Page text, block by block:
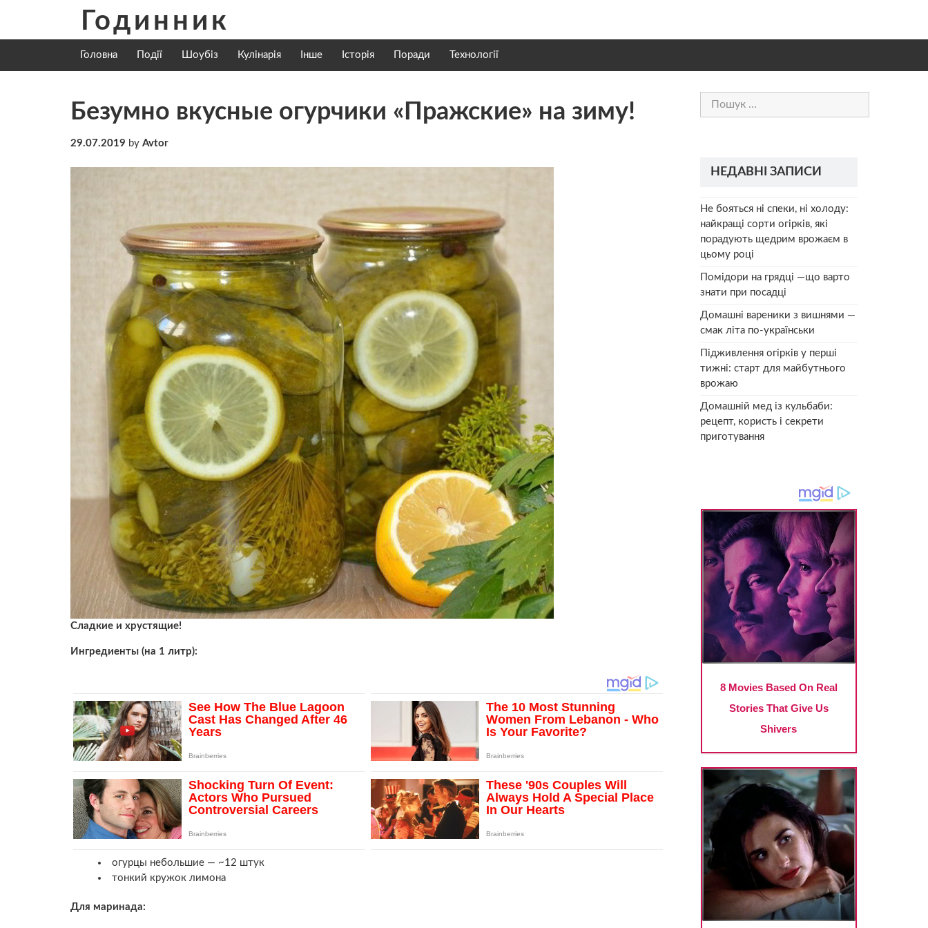
content
Годинник
Головна Події Шоубіз Кулінарія Інше Історія Поради Технології
Безумно вкусные огурчики «Пражские» на зиму!
29.07.2019 by Avtor
Сладкие и хрустящие!
Ингредиенты (на 1 литр):
огурцы небольшие — ~12 штук
тонкий кружок лимона
Для маринада:
Пошук:
НЕДАВНІ ЗАПИСИ
Не бояться ні спеки, ні холоду:
найкращі сорти огірків, які
порадують щедрим врожаєм в
цьому році
Помідори на грядці —що варто
знати при посадці
Домашні вареники з вишнями —
смак літа по-українськи
Підживлення огірків у перші
тижні: старт для майбутнього
врожаю
Домашній мед із кульбаби:
рецепт, користь і секрети
приготування